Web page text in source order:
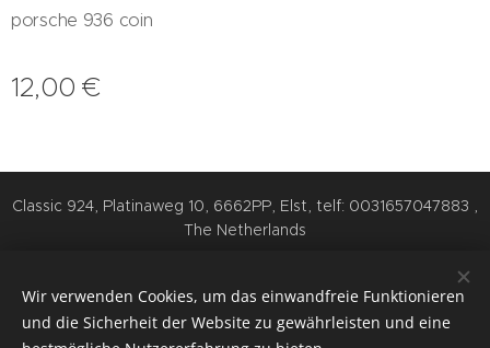
porsche 936 coin
12,00 €
Classic 924, Platinaweg 10, 6662PP, Elst, telf: 0031657047883 ,
The Netherlands
Nederlands
English Deutsch
Wir verwenden Cookies, um das einwandfreie Funktionieren
und die Sicherheit der Website zu gewährleisten und eine